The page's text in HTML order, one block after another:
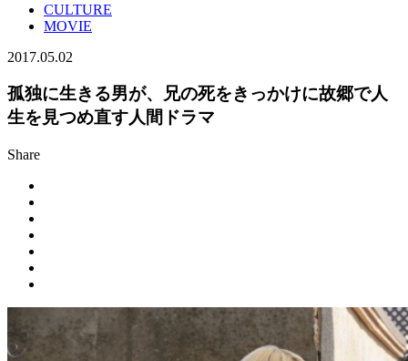
CULTURE
MOVIE
2017.05.02
孤独に生きる男が、兄の死をきっかけに故郷で人
生を見つめ直す人間ドラマ
Share